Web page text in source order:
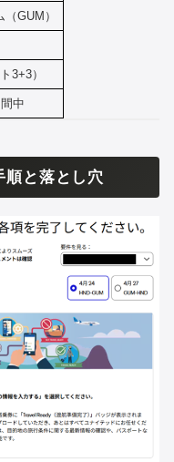
GUM）
3+3）
中
順と落とし穴